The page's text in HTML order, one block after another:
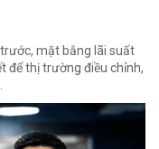
mặt bằng lãi suất
để thị trường điều chỉnh,